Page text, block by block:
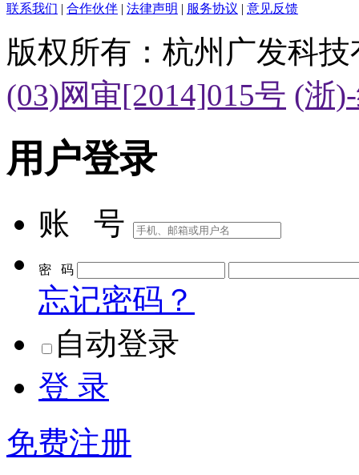
联系我们 | 合作伙伴 | 法律声明 | 服务协议 | 意见反馈
版权所有：杭州广发科
(03)网审[2014]015号 (浙
用户登录
账 号
密 码
忘记密码？
自动登录
登 录
免费注册